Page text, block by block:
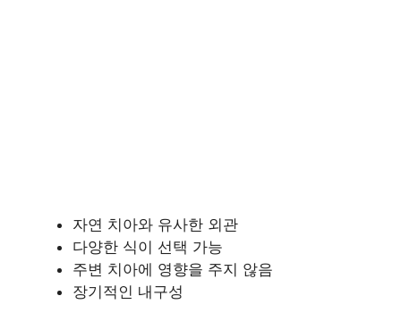
자연 치아와 유사한 외관
다양한 식이 선택 가능
주변 치아에 영향을 주지 않음
장기적인 내구성